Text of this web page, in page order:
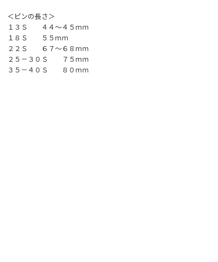
＜ピンの長さ＞
１３Ｓ ４４～４５ｍｍ
１８Ｓ ５５ｍｍ
２２Ｓ ６７～６８ｍｍ
２５－３０Ｓ ７５ｍｍ
３５－４０Ｓ ８０ｍｍ